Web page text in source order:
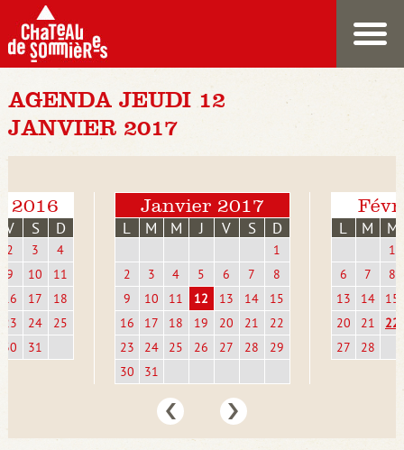
AGENDA JEUDI 12
JANVIER 2017
2016
V S D
2 3
4
9
10
11
16
17
18
23
24
25
30
31
Janvier 2017
L M M J V S D
1
2
3 4 5 6 7
8
9
10 11 12 13 14
15
16
17 18 19 20 21
22
23
24 25 26 27 28
29
30
31
L M M
1
6
7
8
13
14
15
20
21
22
27
28